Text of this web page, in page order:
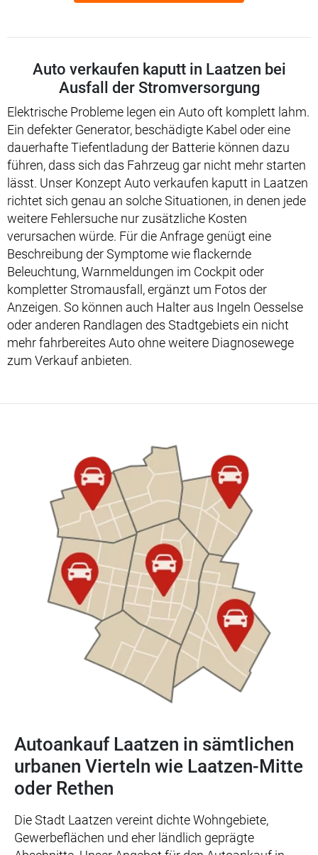
Auto verkaufen kaputt in Laatzen bei
Ausfall der Stromversorgung
Elektrische Probleme legen ein Auto oft komplett lahm.
Ein defekter Generator, beschädigte Kabel oder eine
dauerhafte Tiefentladung der Batterie können dazu
führen, dass sich das Fahrzeug gar nicht mehr starten
lässt. Unser Konzept Auto verkaufen kaputt in Laatzen
richtet sich genau an solche Situationen, in denen jede
weitere Fehlersuche nur zusätzliche Kosten
verursachen würde. Für die Anfrage genügt eine
Beschreibung der Symptome wie flackernde
Beleuchtung, Warnmeldungen im Cockpit oder
kompletter Stromausfall, ergänzt um Fotos der
Anzeigen. So können auch Halter aus Ingeln Oesselse
oder anderen Randlagen des Stadtgebiets ein nicht
mehr fahrbereites Auto ohne weitere Diagnosewege
zum Verkauf anbieten.
Autoankauf Laatzen in sämtlichen
urbanen Vierteln wie Laatzen-Mitte
oder Rethen
Die Stadt Laatzen vereint dichte Wohngebiete,
Gewerbeflächen und eher ländlich geprägte